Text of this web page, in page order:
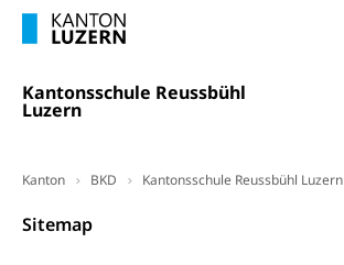
Kantonsschule Reussbühl
Luzern
Kanton BKD Kantonsschule Reussbühl Luzern
Sitemap